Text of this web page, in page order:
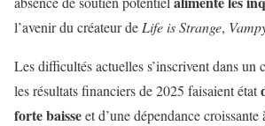
l’avenir du créateur de Life is Strange,
Les difficultés actuelles s’inscrivent dans un
les résultats financiers de 2025 faisaient état
forte baisseet d’une dépendance croissante